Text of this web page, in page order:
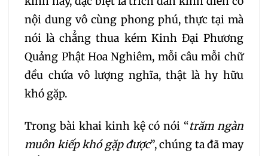
124 125 126 127
128 129 130 131
132 133 134 135
140 141 142 143
nội dung vô cùng phong phú, thực tại mà
nói là chẳng thua kém Kinh Đại Phương
Quảng Phật Hoa Nghiêm, mỗi câu mỗi chữ
đều chứa vô lượng nghĩa, thật là hy hữu
khó gặp.
Trong bài khai kinh kệ có nói “trăm ngàn
muôn kiếp khó gặp được”, chúng ta đã may